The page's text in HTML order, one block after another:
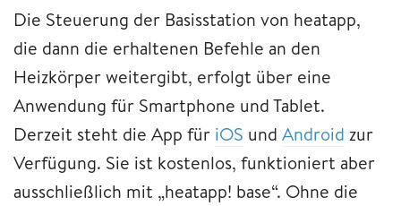
Die Steuerung der Basisstation von heatapp,
die dann die erhaltenen Befehle an den
Heizkörper weitergibt, erfolgt über eine
Anwendung für Smartphone und Tablet.
Derzeit steht die App für iOS und Android zur
Verfügung. Sie ist kostenlos, funktioniert aber
ausschließlich mit „heatapp! base“. Ohne die